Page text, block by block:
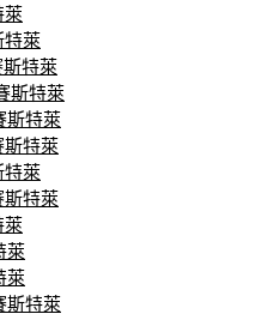
萊
特萊
特萊
斯特萊
斯特萊
斯特萊
特萊
斯特萊
萊
萊
萊
斯特萊